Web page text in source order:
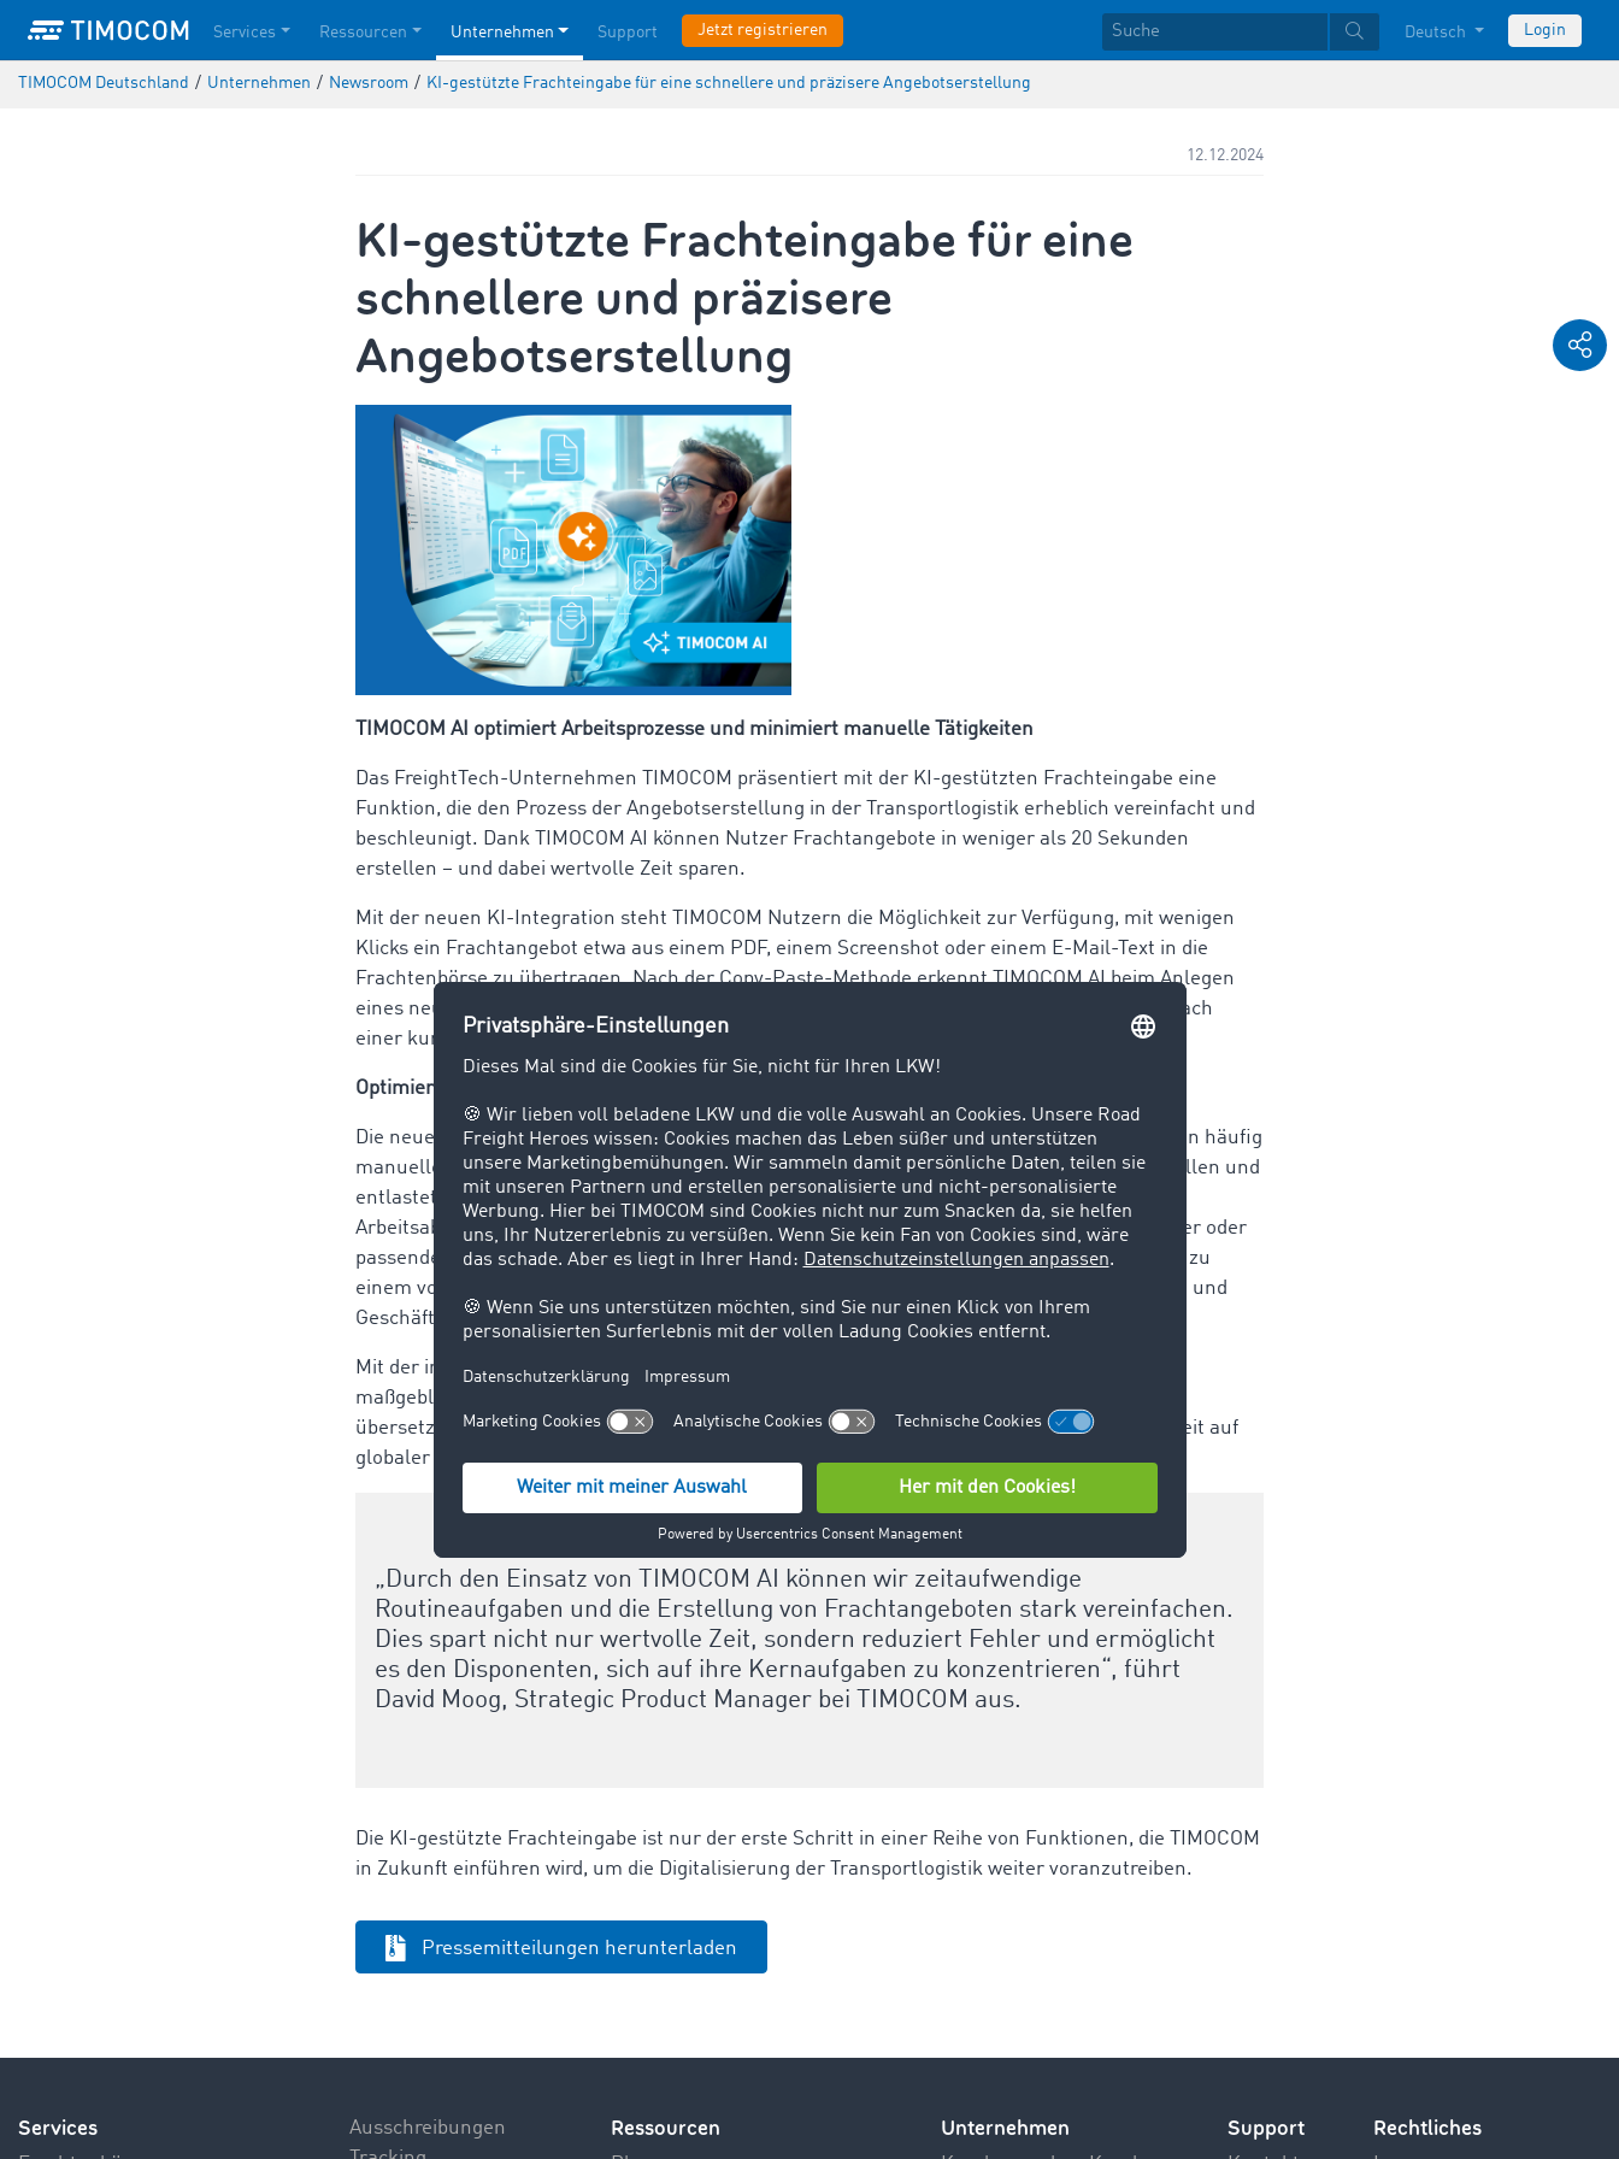
Services Ressourcen Unternehmen Support Jetzt registrieren Deutsch Login
TIMOCOM Deutschland / Unternehmen / Newsroom / KI-gestützte Frachteingabe für eine schnellere und präzisere Angebotserstellung
12.12.2024
KI-gestützte Frachteingabe für eine
schnellere und präzisere
Angebotserstellung
TIMOCOM AI optimiert Arbeitsprozesse und minimiert manuelle Tätigkeiten
Das FreightTech-Unternehmen TIMOCOM präsentiert mit der KI-gestützten Frachteingabe eine
Funktion, die den Prozess der Angebotserstellung in der Transportlogistik erheblich vereinfacht und
beschleunigt. Dank TIMOCOM AI können Nutzer Frachtangebote in weniger als 20 Sekunden
erstellen – und dabei wertvolle Zeit sparen.
Mit der neuen KI-Integration steht TIMOCOM Nutzern die Möglichkeit zur Verfügung, mit wenigen
Klicks ein Frachtangebot etwa aus einem PDF, einem Screenshot oder einem E-Mail-Text in die
Frachtenbörse zu übertragen. Nach der Copy-Paste-Methode erkennt TIMOCOM AI beim Anlegen
eines neuen Angebots im Marktplatz die richtigen Felder und füllt diese automatisch aus. Nach
einer kurzen Prüfung ist das Frachtangebot schnell und effizient erstellt.
Optimierte Prozesse und Effizienzsteigerung durch vereinfachte Frachteingabe
Die neue Frachteingabefunktion von TIMOCOM ist ein bedeutender Fortschritt gegenüber den häufig
manuellen Prozessen. Die Automatisierung reduziert den Zeitaufwand, minimiert Fehlerquellen und
entlastet Nutzer von repetitiven Aufgaben. TIMOCOM AI verbessert dabei nicht nur die
Arbeitsabläufe, sondern auch die Datenqualität nachhaltig: Fehlende Angaben wie Lademeter oder
passende Fahrzeugtypen werden automatisch ergänzt. Dies führt mit Blick auf die Angebote zu
einem vollständigeren Informationsumfang, welcher dafür sorgt, dass Rückfragen minimiert und
Geschäftsabschlüsse beschleunigt werden.
Mit der integrierten Übersetzungsfunktion wird zudem die internationale Kommunikation
maßgeblich vereinfacht: Inhalte werden automatisch in die bevorzugte Sprache des Nutzers
übersetzt, wodurch Sprachbarrieren überwunden werden und eine effiziente Zusammenarbeit auf
globaler Ebene ermöglicht wird.
„Durch den Einsatz von TIMOCOM AI können wir zeitaufwendige
Routineaufgaben und die Erstellung von Frachtangeboten stark vereinfachen.
Dies spart nicht nur wertvolle Zeit, sondern reduziert Fehler und ermöglicht
es den Disponenten, sich auf ihre Kernaufgaben zu konzentrieren“, führt
David Moog, Strategic Product Manager bei TIMOCOM aus.
Die KI-gestützte Frachteingabe ist nur der erste Schritt in einer Reihe von Funktionen, die TIMOCOM
in Zukunft einführen wird, um die Digitalisierung der Transportlogistik weiter voranzutreiben.
Pressemitteilungen herunterladen
Services
Ausschreibungen
Ressourcen Unternehmen Support Rechtliches